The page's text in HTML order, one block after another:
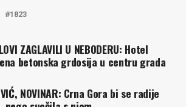
1823
ZAGLAVILI U NEBODERU: Hotel
betonska grdosija u centru grada
NOVINAR: Crna Gora bi se radije